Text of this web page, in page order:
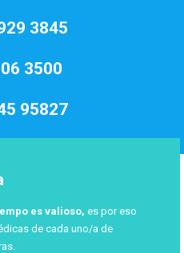
3845
3500
95827
es valioso, es por eso
de cada uno/a de